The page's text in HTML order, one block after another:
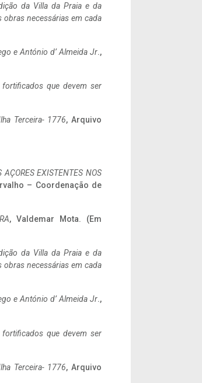
da Villa da Praia e da
obras necessárias em cada
e António d’ Almeida Jr.,
que devem ser
Terceira- 1776, Arquivo
AÇORES EXISTENTES NOS
– Coordenação de
, Valdemar Mota. (Em
da Villa da Praia e da
obras necessárias em cada
e António d’ Almeida Jr.,
que devem ser
Terceira- 1776, Arquivo